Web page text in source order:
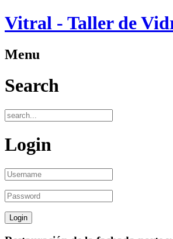
Vitral - Taller de
Menu
Search
Login